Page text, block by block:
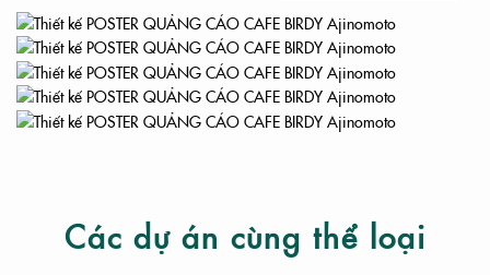
Các dự án cùng thể loại